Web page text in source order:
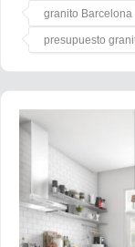
granito Barcelona
presupuesto